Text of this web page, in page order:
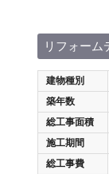
リフォーム
建物種別
築年数
総工事面積
施工期間
総工事費